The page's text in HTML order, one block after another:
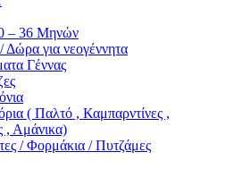
36 Μηνών
Δώρα για νεογέννητα
Γέννας
( Παλτό , Καμπαρντίνες ,
, Αμάνικα)
/ Φορμάκια / Πυτζάμες